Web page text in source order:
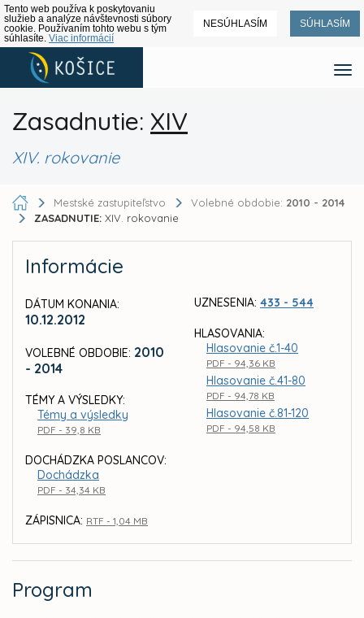
Tento web používa k poskytovaniu
služieb a analýze návštevnosti súbory
cookie. Používaním tohto webu s tým
súhlasíte. Viac informácií
NESÚHLASÍM SÚHLASÍM
Zasadnutie: XIV
XIV. rokovanie
Mestské zastupiteľstvo Volebné obdobie: 2010 - 2014
ZASADNUTIE: XIV. rokovanie
Informácie
DÁTUM KONANIA:
10.12.2012
VOLEBNÉ OBDOBIE: 2010
- 2014
TÉMY A VÝSLEDKY:
Témy a výsledky
PDF - 39,8 KB
DOCHÁDZKA POSLANCOV:
Dochádzka
PDF - 34,34 KB
ZÁPISNICA: RTF - 1,04 MB
UZNESENIA: 433 - 544
HLASOVANIA:
Hlasovanie č.1-40
PDF - 94,36 KB
Hlasovanie č.41-80
PDF - 94,78 KB
Hlasovanie č.81-120
PDF - 94,58 KB
Program